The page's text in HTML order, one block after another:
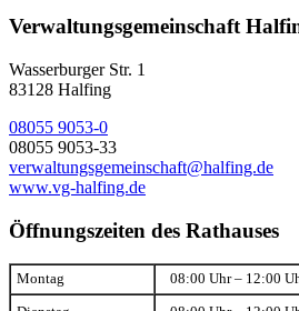
Verwaltungsgemeinschaft
Wasserburger Str. 1
83128 Halfing
08055 9053-0
08055 9053-33
verwaltungsgemeinschaft@halfing.de
www.vg-halfing.de
Öffnungszeiten des Rathauses
Montag 08:00 Uhr – 12:00